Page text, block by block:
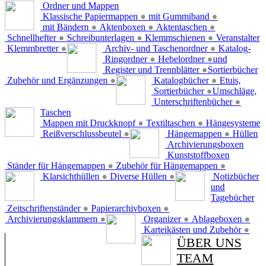
Ordner und Mappen
Klassische Papiermappen ● mit Gummiband ●
mit Bändern ● Aktenboxen ● Aktentaschen ●
Schnellhefter ● Schreibunterlagen ● Klemmschienen ●
Klemmbretter ●
Veranstalter
Archiv- und Taschenordner ●
Ringordner ● Hebelordner ●
Register und Trennblätter ●
Zubehör und Ergänzungen ●
Katalog-
und
Sortierbücher
Katalogbücher ●
Sortierbücher ●
Unterschriftenbücher ●
Etuis,
Umschläge,
Taschen
Mappen mit Druckknopf ● Textiltaschen ●
Reißverschlussbeutel ●
Hängesysteme
Hängemappen ●
Ständer für Hängemappen ● Zubehör für Hängemappen ●
Hüllen
Klarsichthüllen ● Diverse Hüllen ●
Archivierungsboxen
Zeitschriftenständer ● Papierarchivboxen ●
Archivierungsklammern ●
Kunststoffboxen
Organizer ● Ablageboxen ●
Karteikästen und Zubehör ●
Notizbücher
und
Tagebücher
ÜBER UNS
TEAM